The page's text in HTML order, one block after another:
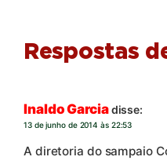
Respostas
Inaldo Garciadisse:
13 de junho de 2014 às 22:53
A diretoria do sampaio